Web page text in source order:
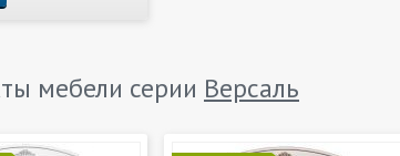
мебели серии Версаль